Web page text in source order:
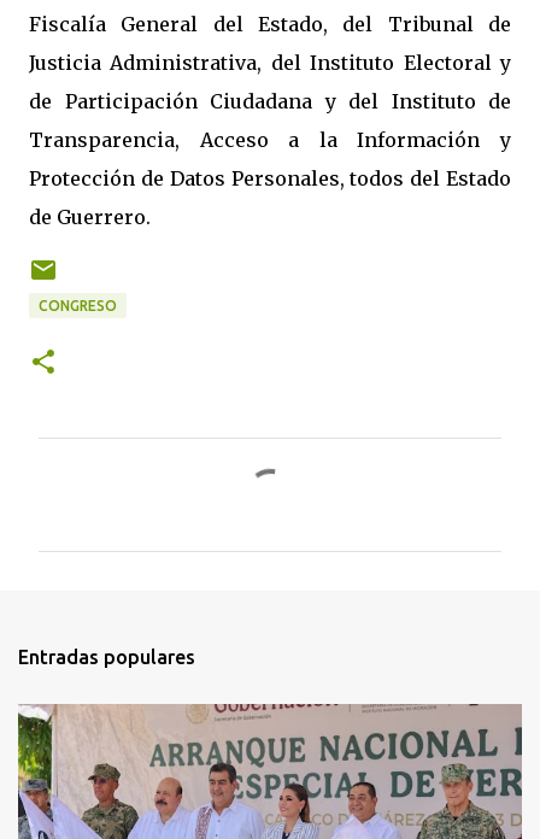
Fiscalía General del Estado, del Tribunal de
Justicia Administrativa, del Instituto Electoral y
de Participación Ciudadana y del Instituto de
Transparencia, Acceso a la Información y
Protección de Datos Personales, todos del Estado
de Guerrero.
CONGRESO
t
r
i
o
s
Entradas populares